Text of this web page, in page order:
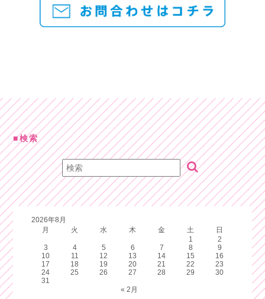
検索
2026年8月
月
火 水 木 金 土
日
1
2
3
4 5 6 7 8
9
10
11 12 13 14 15
16
17
18 19 20 21 22
23
24
25 26 27 28 29
30
31
« 2月